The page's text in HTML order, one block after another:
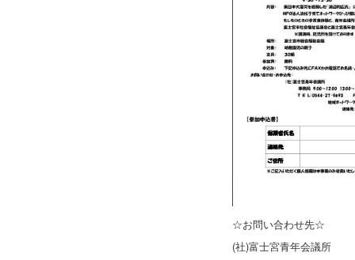
☆お問い合わせ先☆
(社)富士宮青年会議所